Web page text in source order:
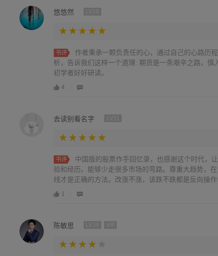
悠悠然
书评
作者秉承一颗负责任的心，通过自己的心路历
析，告诉我们这样一个道理: 期货是一条艰辛之路，慎
初学者好好研读。
4
去读别看名字
书评
中国版的股票作手回忆录，也感谢这个时代，
验和经历。能够少走很多市场的弯路。尊重大趋势，
线才是正确的方法。改涨不涨，该跌不跌都是反向操
1
陈敏思